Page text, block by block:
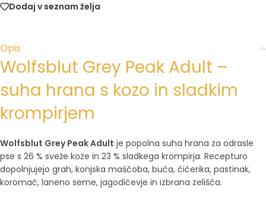
Dodaj v seznam želja
Opis
Wolfsblut Grey Peak Adult –
suha hrana s kozo in sladkim
krompirjem
Wolfsblut Grey Peak Adult je popolna suha hrana za odrasle
pse s 26 % sveže koze in 23 % sladkega krompirja. Recepturo
dopolnjujejo grah, konjska maščoba, buča, čičerika, pastinak,
koromač, laneno seme, jagodičevje in izbrana zelišča.